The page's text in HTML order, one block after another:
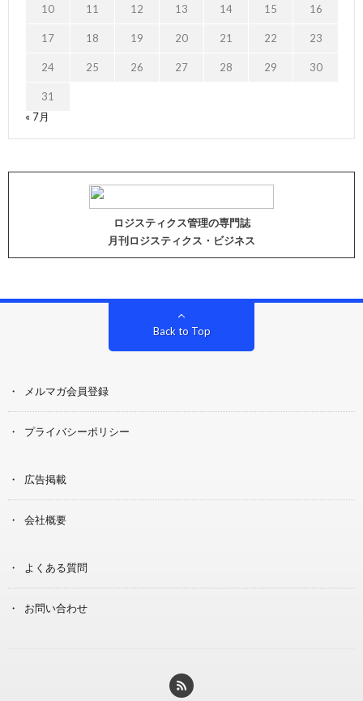
10 11 12 13 14 15 16
17 18 19 20 21 22 23
24 25 26 27 28 29 30
31
« 7月
ロジスティクス管理の専門誌
月刊ロジスティクス・ビジネス
Back to Top
メルマガ会員登録
プライバシーポリシー
広告掲載
会社概要
よくある質問
お問い合わせ